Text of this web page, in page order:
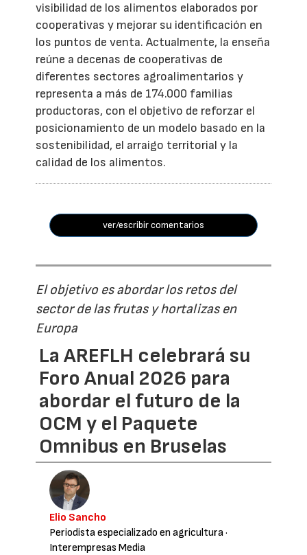
visibilidad de los alimentos elaborados por
cooperativas y mejorar su identificación en
los puntos de venta. Actualmente, la enseña
reúne a decenas de cooperativas de
diferentes sectores agroalimentarios y
representa a más de 174.000 familias
productoras, con el objetivo de reforzar el
posicionamiento de un modelo basado en la
sostenibilidad, el arraigo territorial y la
calidad de los alimentos.
ver/escribir comentarios
El objetivo es abordar los retos del
sector de las frutas y hortalizas en
Europa
La AREFLH celebrará su
Foro Anual 2026 para
abordar el futuro de la
OCM y el Paquete
Omnibus en Bruselas
Elio Sancho
Periodista especializado en agricultura·
Interempresas Media